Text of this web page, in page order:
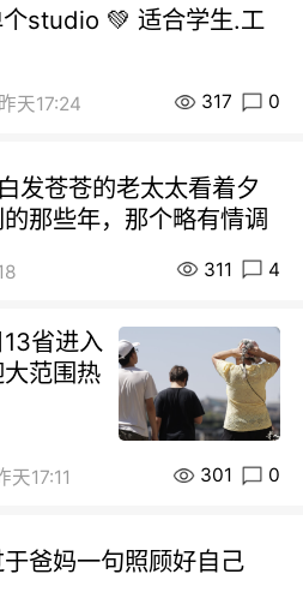
studio 💚 适合学生.工
昨天17:24 317 0
发苍苍的老太太看着夕
那些年，那个略有情调
311 4
省进入
范围热
天17:11 301 0
爸妈一句照顾好自己